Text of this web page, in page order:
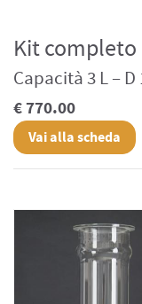
Kit completo
Capacità 3 L – D
€ 770.00
Vai alla scheda